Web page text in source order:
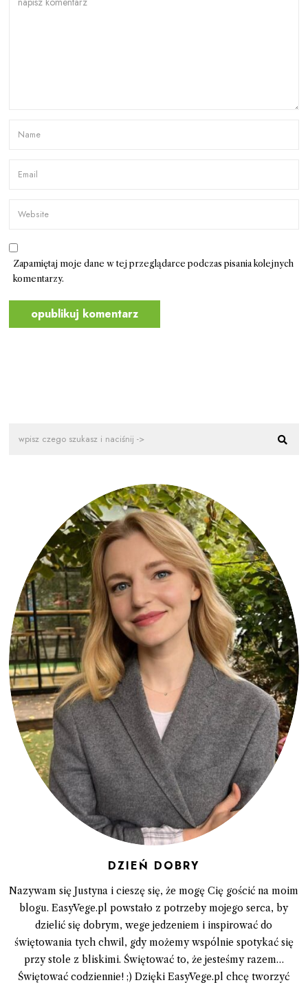
Zapamiętaj moje dane w tej przeglądarce podczas pisania kolejnych
komentarzy.
DZIEŃ DOBRY
Nazywam się Justyna i cieszę się, że mogę Cię gościć na moim
blogu. EasyVege.pl powstało z potrzeby mojego serca, by
dzielić się dobrym, wege jedzeniem i inspirować do
świętowania tych chwil, gdy możemy wspólnie spotykać się
przy stole z bliskimi. Świętować to, że jesteśmy razem…
Świętować codziennie! ;) Dzięki EasyVege.pl chcę tworzyć